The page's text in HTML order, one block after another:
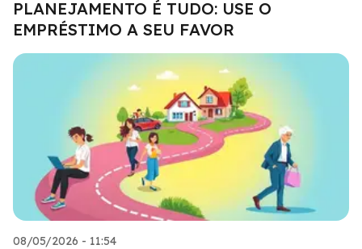
PLANEJAMENTO É TUDO: USE O
EMPRÉSTIMO A SEU FAVOR
08/05/2026 - 11:54